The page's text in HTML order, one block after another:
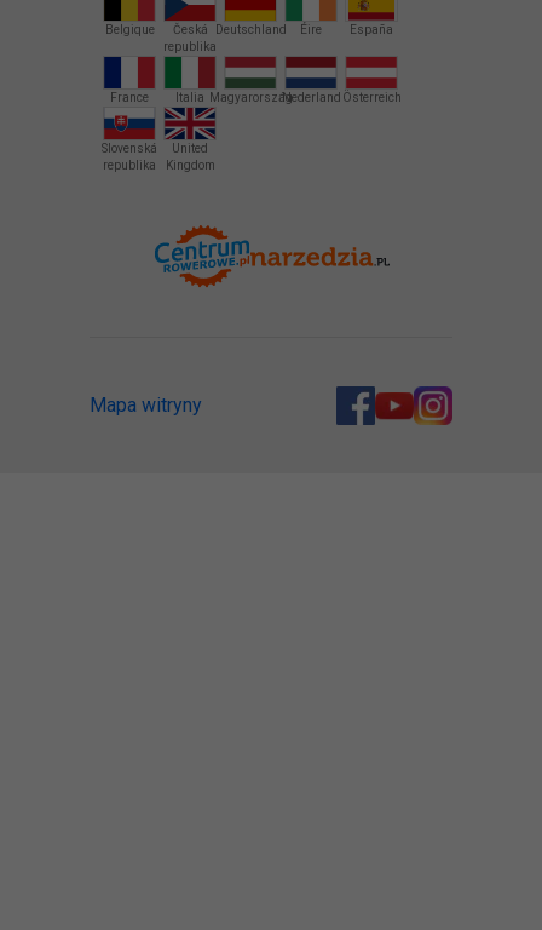
Belgique
Česká
republika
Deutschland Éire España
France Italia MagyarországNederland Österreich
Slovenská
republika
United
Kingdom
Mapa witryny